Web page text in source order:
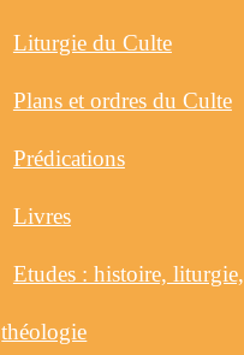
Liturgie du Culte
Plans et ordres du Culte
Prédications
Livres
Etudes : histoire, liturgie,
théologie